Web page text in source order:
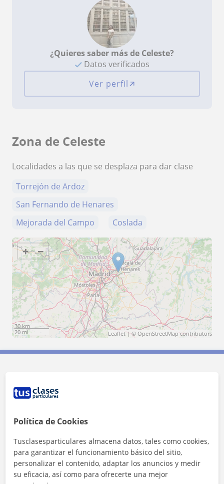
¿Quieres saber más de Celeste?
Datos verificados
Ver perfil
Zona de Celeste
Localidades a las que se desplaza para dar clase
Torrejón de Ardoz
San Fernando de Henares
Mejorada del Campo
Coslada
+ −
30 km
20 mi
Leaflet | © OpenStreetMap contributors
Política de Cookies
Tusclasesparticulares almacena datos, tales como cookies,
para garantizar el funcionamiento básico del sitio,
personalizar el contenido, adaptar los anuncios y medir
su eficacia, así como para ofrecerte una mejor